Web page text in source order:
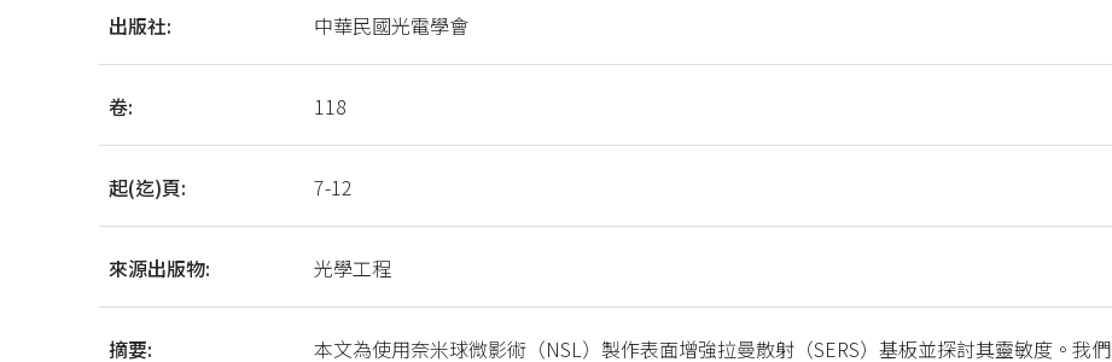
出版社: 中華民國光電學會
卷: 118
起(迄)頁: 7-12
來源出版物: 光學工程
摘要:
本文為使用奈米球微影術（NSL）製作表面增強拉曼散射（SERS）基板並探討其靈敏度。我們